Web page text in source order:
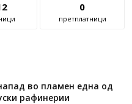
0
претплатници
во пламен една од
рафинерии